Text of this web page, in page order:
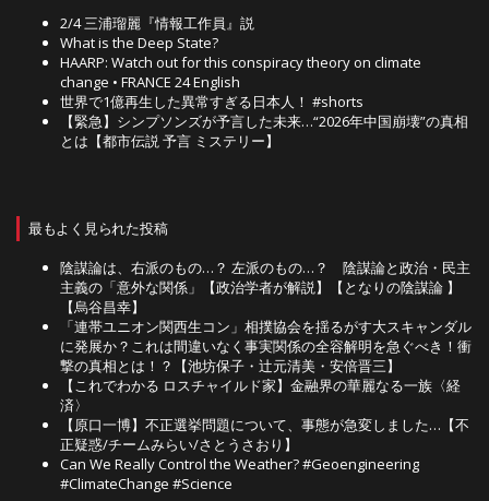
2/4 三浦瑠麗『情報工作員』説
What is the Deep State?
HAARP: Watch out for this conspiracy theory on climate
change • FRANCE 24 English
世界で1億再生した異常すぎる日本人！ #shorts
【緊急】シンプソンズが予言した未来…“2026年中国崩壊”の真相
とは【都市伝説 予言 ミステリー】
最もよく見られた投稿
陰謀論は、右派のもの…？ 左派のもの…？ 陰謀論と政治・民主
主義の「意外な関係」【政治学者が解説】【となりの陰謀論 】
【烏谷昌幸】
「連帯ユニオン関西生コン」相撲協会を揺るがす大スキャンダル
に発展か？これは間違いなく事実関係の全容解明を急ぐべき！衝
撃の真相とは！？【池坊保子・辻元清美・安倍晋三】
【これでわかる ロスチャイルド家】金融界の華麗なる一族〈経
済〉
【原口一博】不正選挙問題について、事態が急変しました…【不
正疑惑/チームみらい/さとうさおり】
Can We Really Control the Weather? #Geoengineering
#ClimateChange #Science